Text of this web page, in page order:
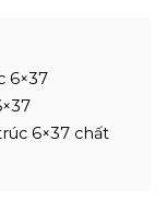
6×37
6×37 chất